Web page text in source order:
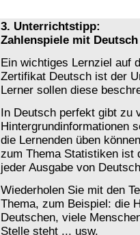
3. Unterrichtstipp:
Zahlenspiele mit
Ein wichtiges Lernziel auf
Zertifikat Deutsch ist der
Lerner sollen diese
In Deutsch perfekt gibt zu
Hintergrundinformationen
die Lernenden üben
zum Thema Statistiken ist
jeder Ausgabe von
Wiederholen Sie mit den
Thema, zum Beispiel: die
Deutschen, viele
Stelle steht ... usw.